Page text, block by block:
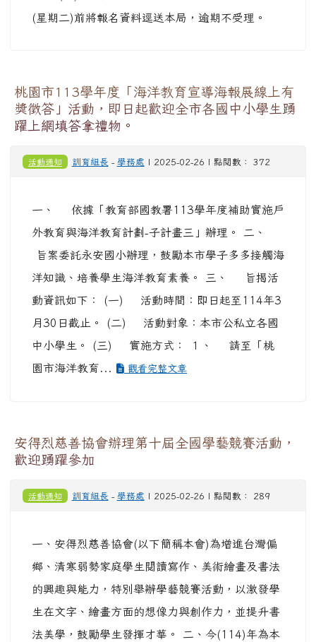
(星期二)前將報名資料逕送本局，逾期不受理。
桃園市113學年度「海洋教育宣導海報展線上有
獎徵答」活動，即日起歡迎全市各國中小學生踴
躍上網填答拿禮物。
活動通知 訓育組長 - 學務處 | 2025-02-26 | 點閱數： 372
一、 依據「教育部國教署113學年度補助實施戶
外教育與海洋教育計劃-子計畫三」辦理。 二、
旨案委託永安國小辦理，鼓勵本市學子多多接觸海
洋知識、培養學生海洋教育素養。 三、 旨揭活
動資訊如下： (一) 活動時間：即日起至114年3
月30日截止。 (二) 活動對象：本市公私立各國
中小學生。 (三) 實施方式： １、 請至「桃
園市海洋教育...
觀看完整文章
安得烈慈善協會辦理第十屆全國學藝競賽活動，
歡迎踴躍參加
活動通知 訓育組長 - 學務處 | 2025-02-26 | 點閱數： 289
一、安得烈慈善協會(以下簡稱本會)為增進台灣偏
鄉、清寒弱勢家庭學生閱讀寫作、美術繪畫及書法
的興趣與能力，特別舉辦學藝競賽活動，以激發學
生在文字、繪畫方面的想像力與創作力，並提升書
法美學，鼓勵學生發揮才華。 二、今(114)年為本